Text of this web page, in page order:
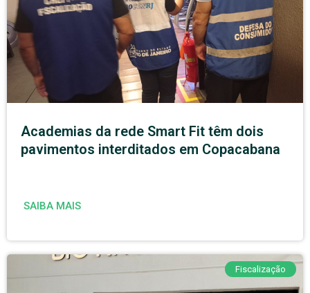
Academias da rede Smart Fit têm dois
pavimentos interditados em Copacabana
SAIBA MAIS
Fiscalização